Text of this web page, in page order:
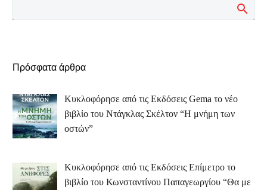
Πρόσφατα άρθρα
Κυκλοφόρησε από τις Εκδόσεις Gema το νέο
βιβλίο του Ντάγκλας Σκέλτον “Η μνήμη των
οστών”
Κυκλοφόρησε από τις Εκδόσεις Επίμετρο το
βιβλίο του Κωνσταντίνου Παπαγεωργίου “Θα με